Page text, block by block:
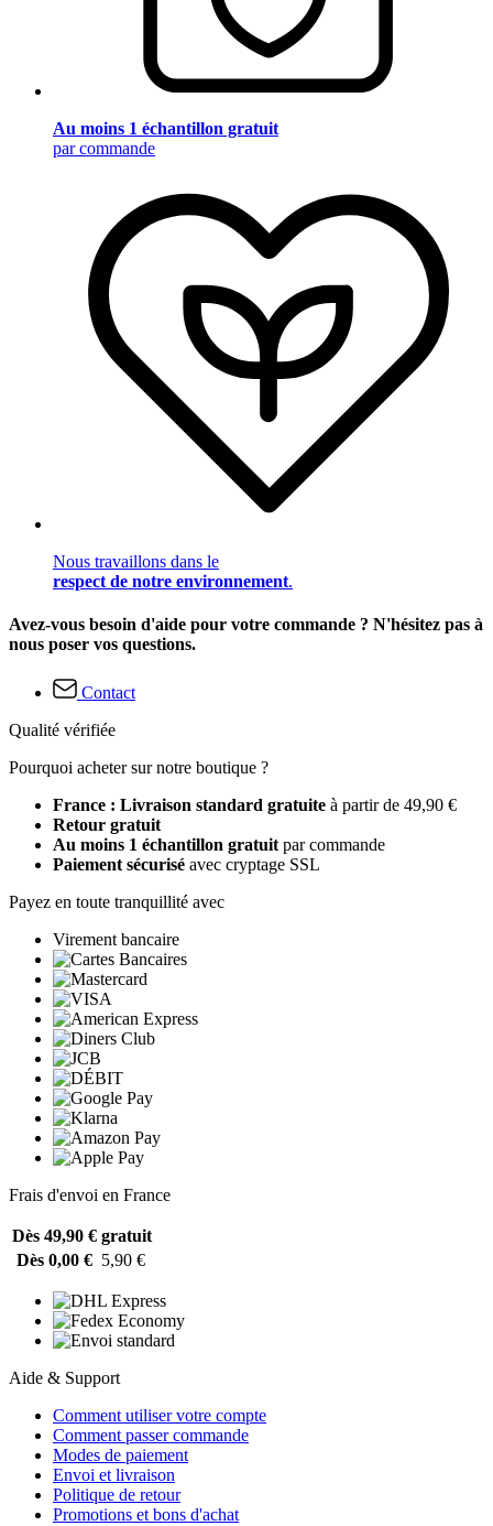
Au moins 1 échantillon gratuit
par commande
Nous travaillons dans le
respect de notre environnement.
Avez-vous besoin d'aide pour votre commande ? N'hésitez pas à
nous poser vos questions.
Contact
Qualité vérifiée
Pourquoi acheter sur notre boutique ?
France : Livraison standard gratuite à partir de 49,90 €
Retour gratuit
Au moins 1 échantillon gratuit par commande
Paiement sécurisé avec cryptage SSL
Payez en toute tranquillité avec
Virement bancaire
Frais d'envoi en France
Dès 49,90 € gratuit
Dès 0,00 € 5,90 €
Aide & Support
Comment utiliser votre compte
Comment passer commande
Modes de paiement
Envoi et livraison
Politique de retour
Promotions et bons d'achat